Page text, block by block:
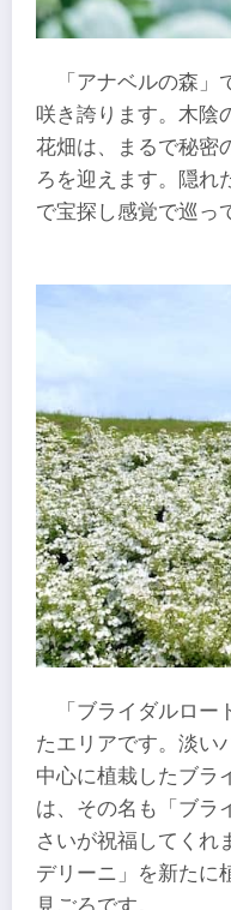
「アナベルの森
咲き誇ります。木陰
花畑は、まるで秘密
ろを迎えます。隠れ
で宝探し感覚で巡っ
「ブライダルロ
たエリアです。淡い
中心に植栽したブラ
は、その名も「ブラ
さいが祝福してくれ
デリーニ」を新たに